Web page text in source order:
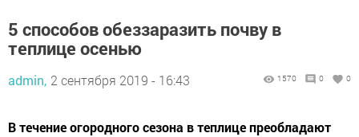
5 способов обеззаразить почву в
теплице осенью
admin, 2 сентября 2019 - 16:43 1570 0 0
В течение огородного сезона в теплице преобладают